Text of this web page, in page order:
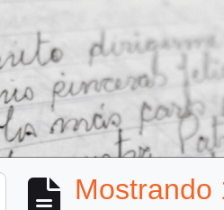
Mostrando